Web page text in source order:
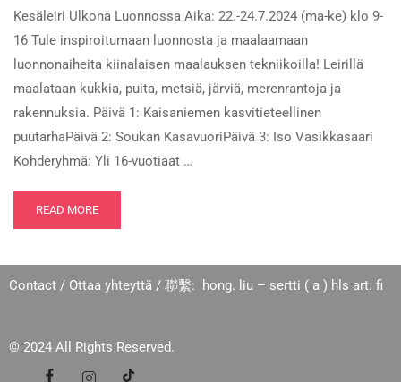
Kesäleiri Ulkona Luonnossa Aika: 22.-24.7.2024 (ma-ke) klo 9-
16 Tule inspiroitumaan luonnosta ja maalaamaan
luonnonaiheita kiinalaisen maalauksen tekniikoilla! Leirillä
maalataan kukkia, puita, metsiä, järviä, merenrantoja ja
rakennuksia. Päivä 1: Kaisaniemen kasvitieteellinen
puutarhaPäivä 2: Soukan KasavuoriPäivä 3: Iso Vasikkasaari
Kohderyhmä: Yli 16-vuotiaat …
READ MORE
Contact / Ottaa yhteyttä / 聯繫: hong. liu – sertti ( a ) hls art. fi
© 2024 All Rights Reserved.